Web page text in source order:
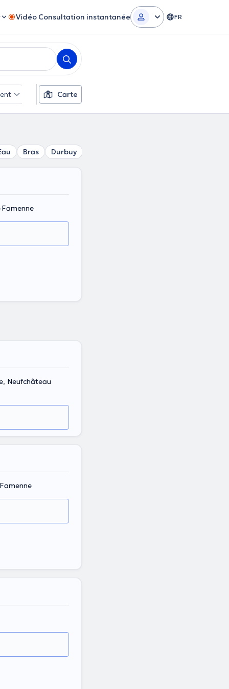
Vidéo Consultation instantanée FR
Carte
Bras Durbuy
Neufchâteau